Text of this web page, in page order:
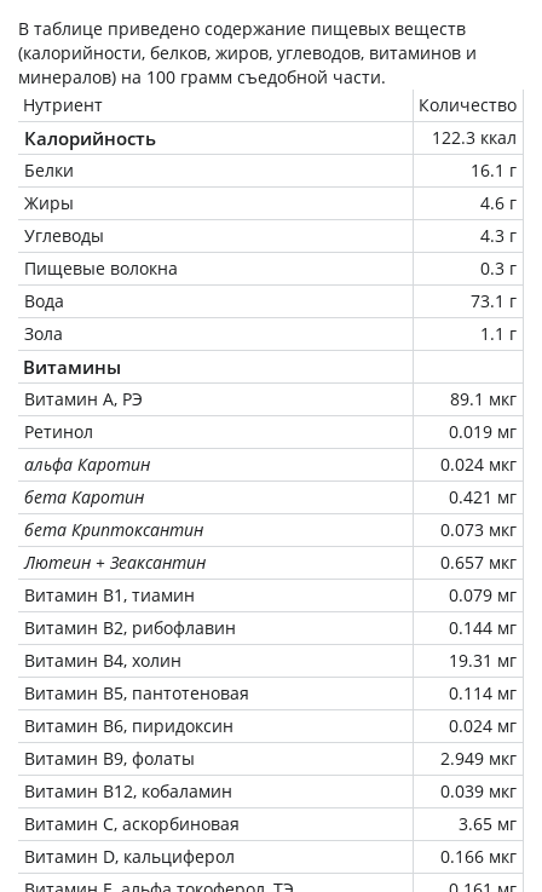
В таблице приведено содержание пищевых веществ
(калорийности, белков, жиров, углеводов, витаминов и
минералов) на 100 грамм съедобной части.
Нутриент
Количество
Калорийность
122.3 ккал
Белки
16.1 г
Жиры
4.6 г
Углеводы
4.3 г
Пищевые волокна
0.3 г
Вода
73.1 г
Зола
1.1 г
Витамины
Витамин А, РЭ
89.1 мкг
Ретинол
0.019 мг
альфа Каротин
0.024 мкг
бета Каротин
0.421 мг
бета Криптоксантин
0.073 мкг
Лютеин + Зеаксантин
0.657 мкг
Витамин В1, тиамин
0.079 мг
Витамин В2, рибофлавин
0.144 мг
Витамин В4, холин
19.31 мг
Витамин В5, пантотеновая
0.114 мг
Витамин В6, пиридоксин
0.024 мг
Витамин В9, фолаты
2.949 мкг
Витамин В12, кобаламин
0.039 мкг
Витамин C, аскорбиновая
3.65 мг
Витамин D, кальциферол
0.166 мкг